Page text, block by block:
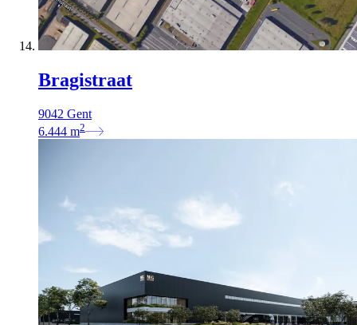
Bragistraat
9042 Gent
6.444 m2